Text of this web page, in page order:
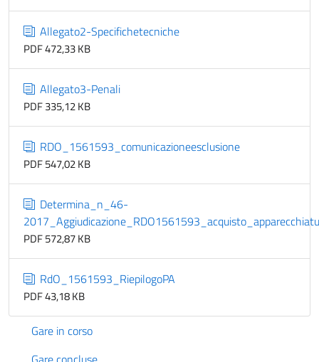
Allegato2-Specifichetecniche
PDF 472,33 KB
Allegato3-Penali
PDF 335,12 KB
RDO_1561593_comunicazioneesclusione
PDF 547,02 KB
Determina_n_46-
PDF 572,87 KB
RdO_1561593_RiepilogoPA
PDF 43,18 KB
Gare in corso